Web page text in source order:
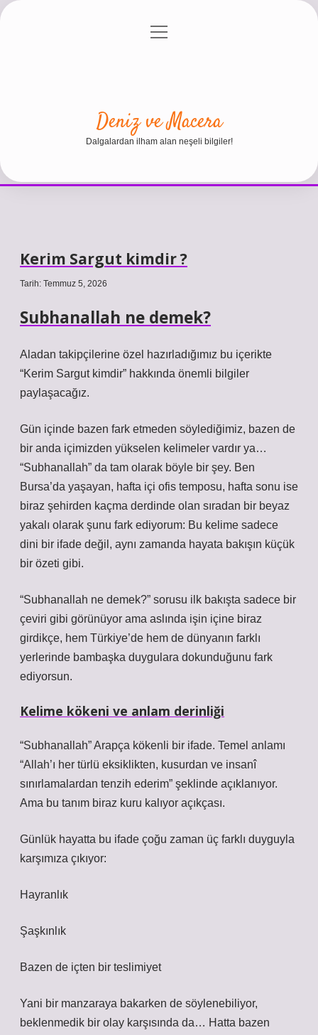
Gizlilik Politikası
menüyü
Deniz ve Macera
Dalgalardan ilham alan neşeli bilgiler!
Kerim Sargut kimdir ?
Tarih: Temmuz 5, 2026
Subhanallah ne demek?
Aladan takipçilerine özel hazırladığımız bu içerikte
“Kerim Sargut kimdir” hakkında önemli bilgiler
paylaşacağız.
Gün içinde bazen fark etmeden söylediğimiz, bazen de
bir anda içimizden yükselen kelimeler vardır ya…
“Subhanallah” da tam olarak böyle bir şey. Ben
Bursa’da yaşayan, hafta içi ofis temposu, hafta sonu ise
biraz şehirden kaçma derdinde olan sıradan bir beyaz
yakalı olarak şunu fark ediyorum: Bu kelime sadece
dini bir ifade değil, aynı zamanda hayata bakışın küçük
bir özeti gibi.
“Subhanallah ne demek?” sorusu ilk bakışta sadece bir
çeviri gibi görünüyor ama aslında işin içine biraz
girdikçe, hem Türkiye’de hem de dünyanın farklı
yerlerinde bambaşka duygulara dokunduğunu fark
ediyorsun.
Kelime kökeni ve anlam derinliği
“Subhanallah” Arapça kökenli bir ifade. Temel anlamı
“Allah’ı her türlü eksiklikten, kusurdan ve insanî
sınırlamalardan tenzih ederim” şeklinde açıklanıyor.
Ama bu tanım biraz kuru kalıyor açıkçası.
Günlük hayatta bu ifade çoğu zaman üç farklı duyguyla
karşımıza çıkıyor:
Hayranlık
Şaşkınlık
Bazen de içten bir teslimiyet
Yani bir manzaraya bakarken de söylenebiliyor,
beklenmedik bir olay karşısında da… Hatta bazen